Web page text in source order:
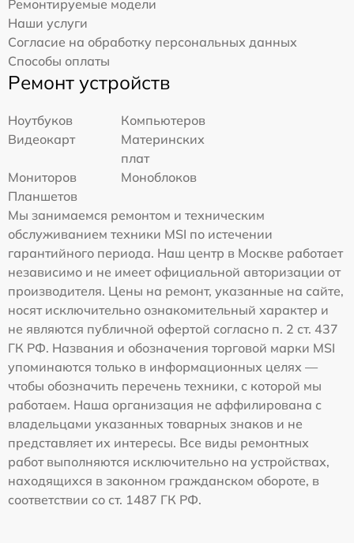
Ремонтируемые модели
Наши услуги
Согласие на обработку персональных данных
Способы оплаты
Ремонт устройств
Ноутбуков
Компьютеров
Видеокарт
Материнских
плат
Мониторов
Моноблоков
Планшетов
Мы занимаемся ремонтом и техническим
обслуживанием техники MSI по истечении
гарантийного периода. Наш центр в Москве работает
независимо и не имеет официальной авторизации от
производителя. Цены на ремонт, указанные на сайте,
носят исключительно ознакомительный характер и
не являются публичной офертой согласно п. 2 ст. 437
ГК РФ. Названия и обозначения торговой марки MSI
упоминаются только в информационных целях —
чтобы обозначить перечень техники, с которой мы
работаем. Наша организация не аффилирована с
владельцами указанных товарных знаков и не
представляет их интересы. Все виды ремонтных
работ выполняются исключительно на устройствах,
находящихся в законном гражданском обороте, в
соответствии со ст. 1487 ГК РФ.